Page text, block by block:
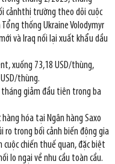
cảnhthị trường theo dõi cuộc
thống Ukraine Volodymyr
và Iraq nối lại xuất khẩu dầu
xuống 73,18 USD/thùng,
thùng.
giảm đầu tiên trong ba
hóa tại Ngân hàng Saxo
ro trong bối cảnh biến động gia
chiến thuế quan, đặc biệt
lo ngại về nhu cầu toàn cầu.